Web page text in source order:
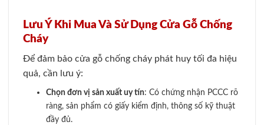
Lưu Ý Khi Mua Và Sử Dụng Cửa Gỗ Chống
Cháy
Để đảm bảo cửa gỗ chống cháy phát huy tối đa hiệu
quả, cần lưu ý:
Chọn đơn vị sản xuất uy tín: Có chứng nhận PCCC rõ
ràng, sản phẩm có giấy kiểm định, thông số kỹ thuật
đầy đủ.